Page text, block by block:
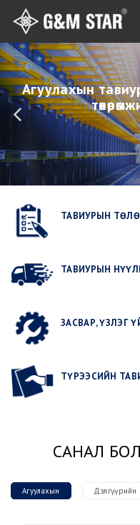
Агуулахын
ТАВИУРЫН
ТАВИУРЫН
ЗАСВАР, ҮЗЛЭГ
ТҮРЭЭСИЙН
САНАЛ
Агуулахын Дэлгүүрийн